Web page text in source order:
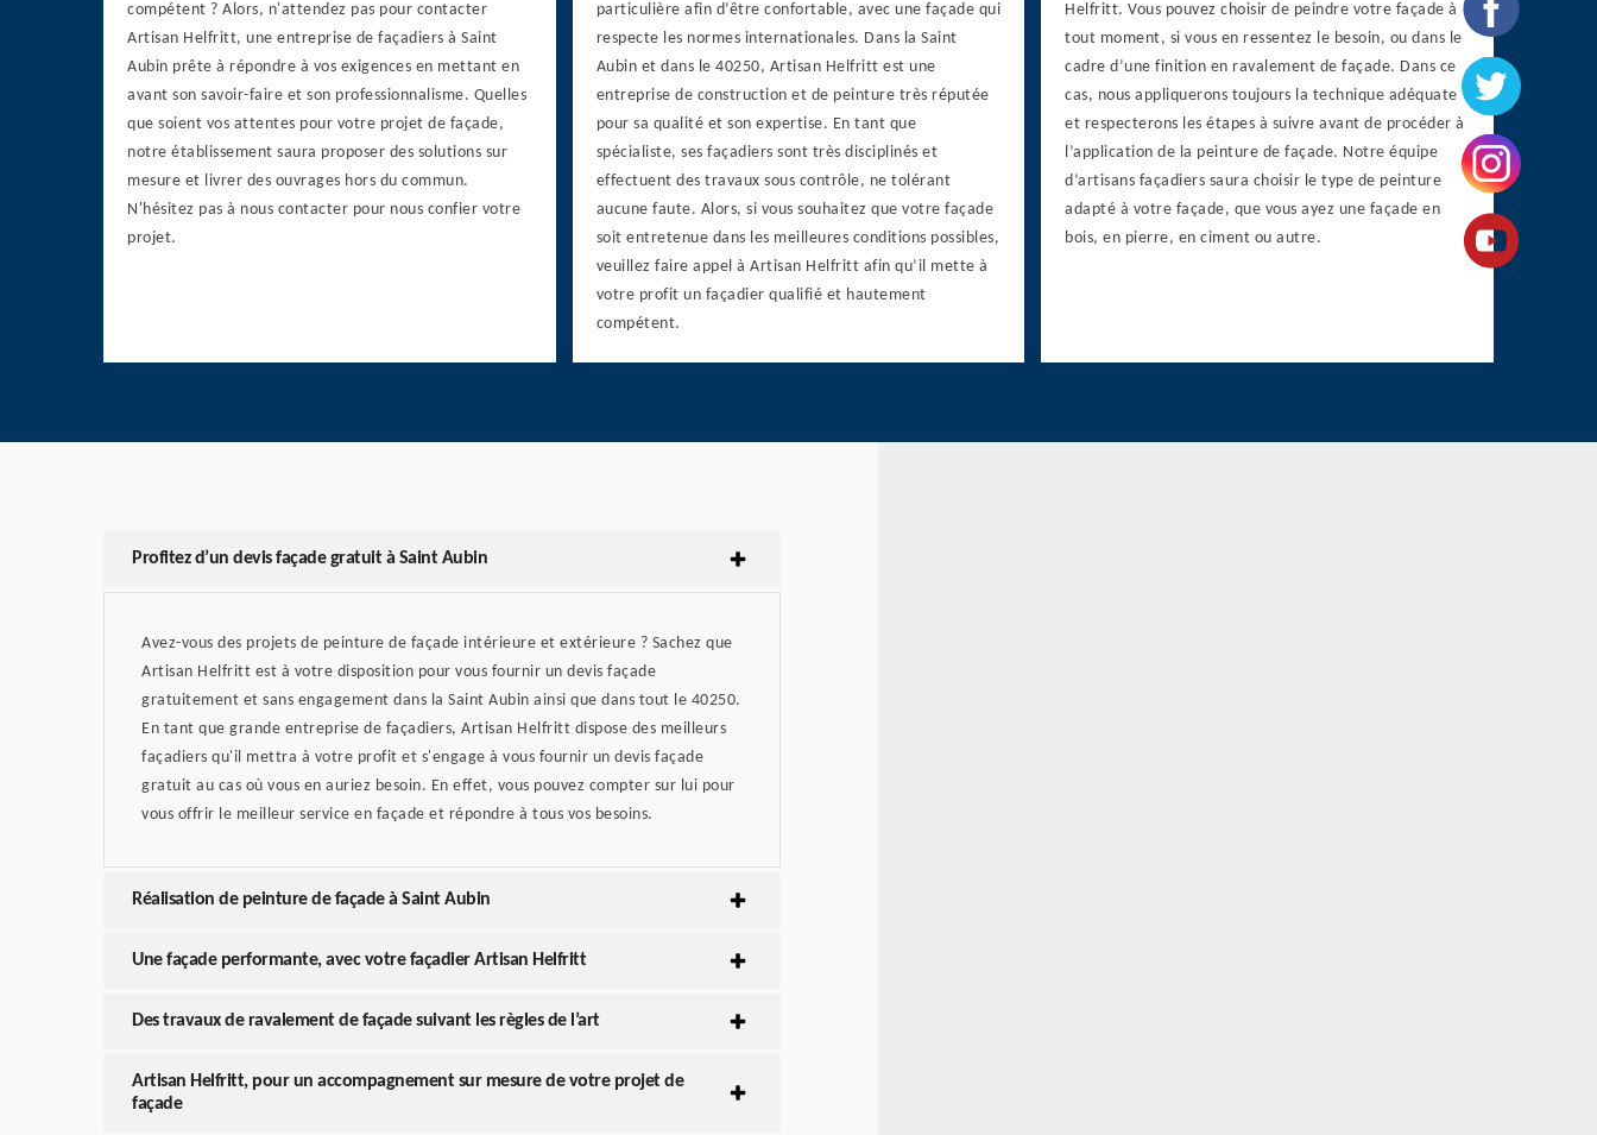
compétent ? Alors, n'attendez pas pour contacter
Artisan Helfritt, une entreprise de façadiers à Saint
Aubin prête à répondre à vos exigences en mettant en
avant son savoir-faire et son professionnalisme. Quelles
que soient vos attentes pour votre projet de façade,
notre établissement saura proposer des solutions sur
mesure et livrer des ouvrages hors du commun.
N'hésitez pas à nous contacter pour nous confier votre
projet.
particulière afin d’être confortable, avec une façade qui
respecte les normes internationales. Dans la Saint
Aubin et dans le 40250, Artisan Helfritt est une
entreprise de construction et de peinture très réputée
pour sa qualité et son expertise. En tant que
spécialiste, ses façadiers sont très disciplinés et
effectuent des travaux sous contrôle, ne tolérant
aucune faute. Alors, si vous souhaitez que votre façade
soit entretenue dans les meilleures conditions possibles,
veuillez faire appel à Artisan Helfritt afin qu’il mette à
votre profit un façadier qualifié et hautement
compétent.
Helfritt. Vous pouvez choisir de peindre votre façade à
tout moment, si vous en ressentez le besoin, ou dans le
cadre d’une finition en ravalement de façade. Dans ce
cas, nous appliquerons toujours la technique adéquate
et respecterons les étapes à suivre avant de procéder à
l’application de la peinture de façade. Notre équipe
d’artisans façadiers saura choisir le type de peinture
adapté à votre façade, que vous ayez une façade en
bois, en pierre, en ciment ou autre.
Profitez d’un devis façade gratuit à Saint Aubin
Avez-vous des projets de peinture de façade intérieure et extérieure ? Sachez que
Artisan Helfritt est à votre disposition pour vous fournir un devis façade
gratuitement et sans engagement dans la Saint Aubin ainsi que dans tout le 40250.
En tant que grande entreprise de façadiers, Artisan Helfritt dispose des meilleurs
façadiers qu'il mettra à votre profit et s'engage à vous fournir un devis façade
gratuit au cas où vous en auriez besoin. En effet, vous pouvez compter sur lui pour
vous offrir le meilleur service en façade et répondre à tous vos besoins.
Réalisation de peinture de façade à Saint Aubin
Une façade performante, avec votre façadier Artisan Helfritt
Des travaux de ravalement de façade suivant les règles de l’art
Artisan Helfritt, pour un accompagnement sur mesure de votre projet de
façade